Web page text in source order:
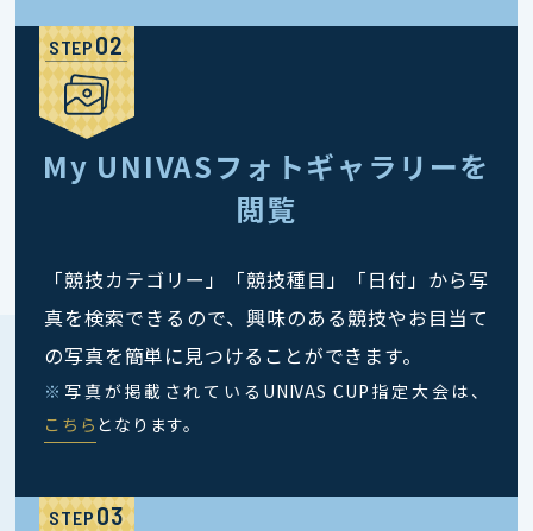
STEP
My UNIVASフォトギャラリーを
閲覧
「競技カテゴリー」「競技種目」「日付」から写
真を検索できるので、興味のある競技やお目当て
の写真を簡単に見つけることができます。
※ 写真が掲載されているUNIVAS CUP指定大会は、
こちら となります。
STEP